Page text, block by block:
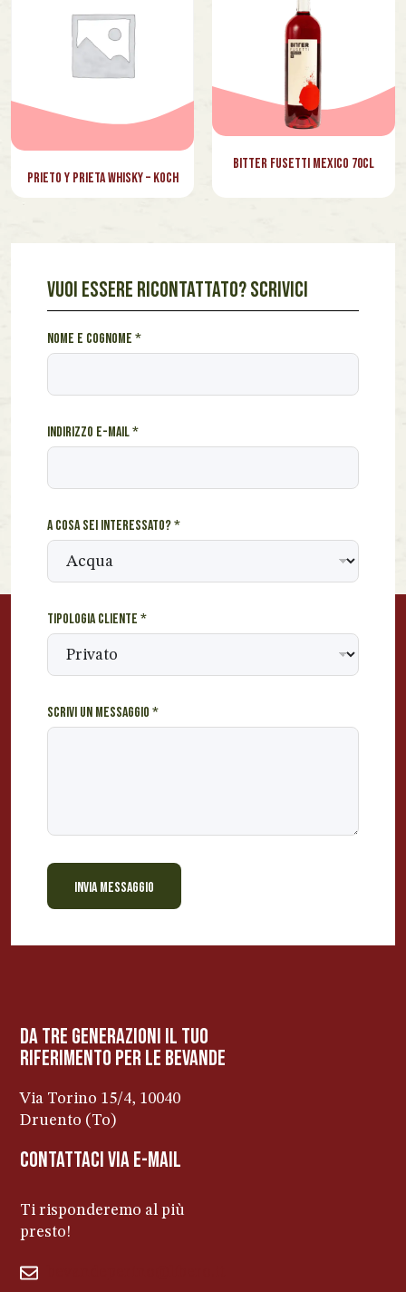
Prieto y Prieta Whisky – Koch
Bitter Fusetti Mexico 70cl
VUOI ESSERE RICONTATTATO? SCRIVICI
Nome e cognome *
Indirizzo e-mail*
A cosa sei interessato?*
Tipologia cliente *
Scrivi un messaggio *
INVIA MESSAGGIO
da tre generazioni il tuo
riferimento per le bevanDe
Via Torino 15/4, 10040
Druento (To)
contattaci via e-mail
Ti risponderemo al più
presto!